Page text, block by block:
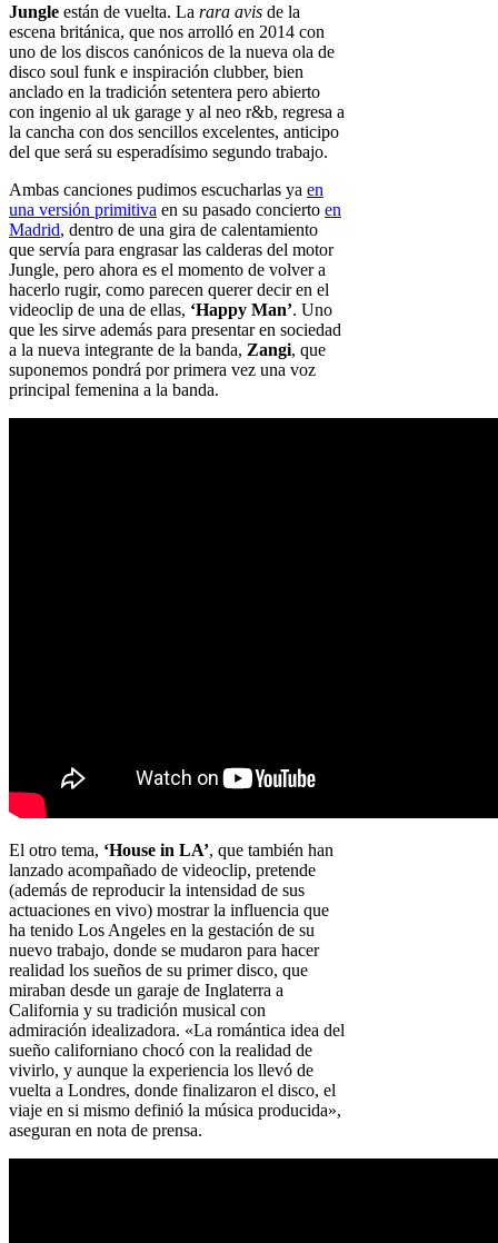
Jungle están de vuelta. La rara avis de la
escena británica, que nos arrolló en 2014 con
uno de los discos canónicos de la nueva ola de
disco soul funk e inspiración clubber, bien
anclado en la tradición setentera pero abierto
con ingenio al uk garage y al neo r&b, regresa a
la cancha con dos sencillos excelentes, anticipo
del que será su esperadísimo segundo trabajo.
Ambas canciones pudimos escucharlas ya en
una versión primitiva en su pasado concierto en
Madrid, dentro de una gira de calentamiento
que servía para engrasar las calderas del motor
Jungle, pero ahora es el momento de volver a
hacerlo rugir, como parecen querer decir en el
videoclip de una de ellas, ‘Happy Man’. Uno
que les sirve además para presentar en sociedad
a la nueva integrante de la banda, Zangi, que
suponemos pondrá por primera vez una voz
principal femenina a la banda.
El otro tema, ‘House in LA’, que también han
lanzado acompañado de videoclip, pretende
(además de reproducir la intensidad de sus
actuaciones en vivo) mostrar la influencia que
ha tenido Los Angeles en la gestación de su
nuevo trabajo, donde se mudaron para hacer
realidad los sueños de su primer disco, que
miraban desde un garaje de Inglaterra a
California y su tradición musical con
admiración idealizadora. «La romántica idea del
sueño californiano chocó con la realidad de
vivirlo, y aunque la experiencia los llevó de
vuelta a Londres, donde finalizaron el disco, el
viaje en si mismo definió la música producida»,
aseguran en nota de prensa.